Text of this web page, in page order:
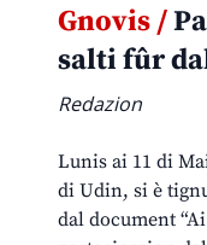
Gnovis /
salti fûr
Redazion
Lunis ai 11 di
di Udin, si è
dal document